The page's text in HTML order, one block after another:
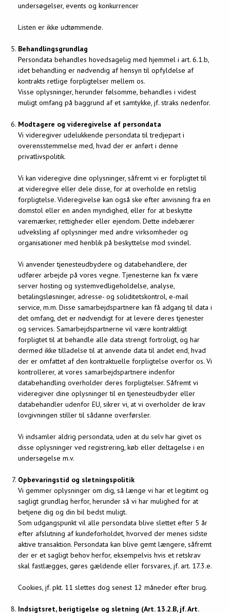
undersøgelser, events og konkurrencer
Listen er ikke udtømmende.
Behandlingsgrundlag
Persondata behandles hovedsagelig med hjemmel i art. 6.1.b,
idet behandling er nødvendig af hensyn til opfyldelse af
kontrakts retlige forpligtelser mellem os.
Visse oplysninger, herunder følsomme, behandles i videst
muligt omfang på baggrund af et samtykke, jf. straks nedenfor.
Modtagere og videregivelse af persondata
Vi videregiver udelukkende persondata til tredjepart i
overensstemmelse med, hvad der er anført i denne
privatlivspolitik.
Vi kan videregive dine oplysninger, såfremt vi er forpligtet til
at videregive eller dele disse, for at overholde en retslig
forpligtelse. Videregivelse kan også ske efter anvisning fra en
domstol eller en anden myndighed, eller for at beskytte
varemærker, rettigheder eller ejendom. Dette indebærer
udveksling af oplysninger med andre virksomheder og
organisationer med henblik på beskyttelse mod svindel.
Vi anvender tjenesteudbydere og databehandlere, der
udfører arbejde på vores vegne. Tjenesterne kan fx være
server hosting og systemvedligeholdelse, analyse,
betalingsløsninger, adresse- og soliditetskontrol, e-mail
service, m.m. Disse samarbejdspartnere kan få adgang til data i
det omfang, det er nødvendigt for at levere deres tjenester
og services. Samarbejdspartnerne vil være kontraktligt
forpligtet til at behandle alle data strengt fortroligt, og har
dermed ikke tilladelse til at anvende data til andet end, hvad
der er omfattet af den kontraktuelle forpligtelse overfor os. Vi
kontrollerer, at vores samarbejdspartnere indenfor
databehandling overholder deres forpligtelser. Såfremt vi
videregiver dine oplysninger til en tjenesteudbyder eller
databehandler udenfor EU, sikrer vi, at vi overholder de krav
lovgivningen stiller til sådanne overførsler.
Vi indsamler aldrig persondata, uden at du selv har givet os
disse oplysninger ved registrering, køb eller deltagelse i en
undersøgelse m.v.
Opbevaringstid og sletningspolitik
Vi gemmer oplysninger om dig, så længe vi har et legitimt og
sagligt grundlag herfor, herunder så vi har mulighed for at
betjene dig og din bil bedst muligt.
Som udgangspunkt vil alle persondata blive slettet efter 5 år
efter afslutning af kundeforholdet, hvorved der menes sidste
aktive transaktion. Persondata kan blive gemt længere, såfremt
der er et sagligt behov herfor, eksempelvis hvis et retskrav
skal fastlægges, gøres gældende eller forsvares, jf. art. 17.3.e.
Cookies, jf. pkt. 11 slettes dog senest 12 måneder efter brug.
Indsigtsret, berigtigelse og sletning (Art. 13.2.B, jf. Art.